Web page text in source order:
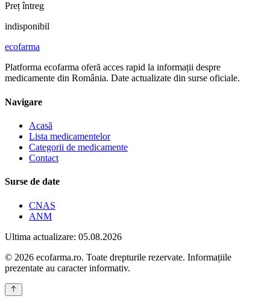
Preț întreg
indisponibil
ecofarma
Platforma ecofarma oferă acces rapid la informații despre
medicamente din România. Date actualizate din surse oficiale.
Navigare
Acasă
Lista medicamentelor
Categorii de medicamente
Contact
Surse de date
CNAS
ANM
Ultima actualizare: 05.08.2026
© 2026 ecofarma.ro. Toate drepturile rezervate. Informațiile
prezentate au caracter informativ.